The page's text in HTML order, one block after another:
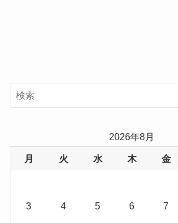
2026年8月
月 火 水 木 金
3 4 5 6 7